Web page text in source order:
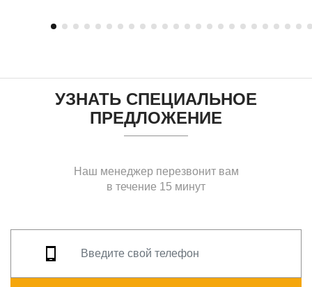
УЗНАТЬ СПЕЦИАЛЬНОЕ
ПРЕДЛОЖЕНИЕ
Наш менеджер перезвонит вам
в течение 15 минут